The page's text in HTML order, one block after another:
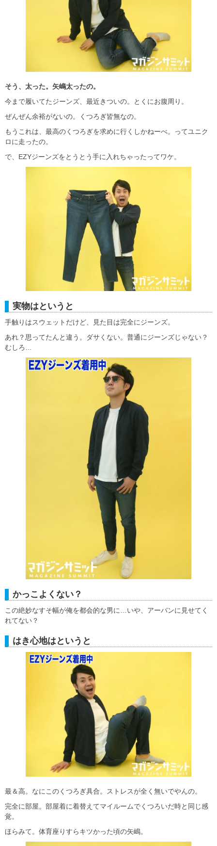
そう、太った。矢嶋太ったの。
今まで履いてたジーンズ、最近きついの。とくにお腹周り。
ぜんぜん余裕がないの。くつろぎ皆無なの。
もうこれは、最高のくつろぎを求めに行くしかねーべ。ってユニク
ロに走ったの。
で、EZYジーンズをとうとう手に入れちゃったってワケ。
実物はというと
手触りはスウェットだけど、見た目は完全にジーンズ。
あれ？思ってたんと違う。ダサくない。普通にジーンズじゃない？
むしろ…
かっこよくない？
この絶妙なすそ幅が俺を都会的な男に…いや、アーバンに見せてく
れてない？
はき心地はというと
最＆高。なにこのくつろぎ具合。ストレスが全く無いでやんの。
完全に部屋。部屋着に着替えてマイルームでくつろいだ時と同じ感
覚。
ほらみて。体育座りすらキツかった頃の矢嶋。